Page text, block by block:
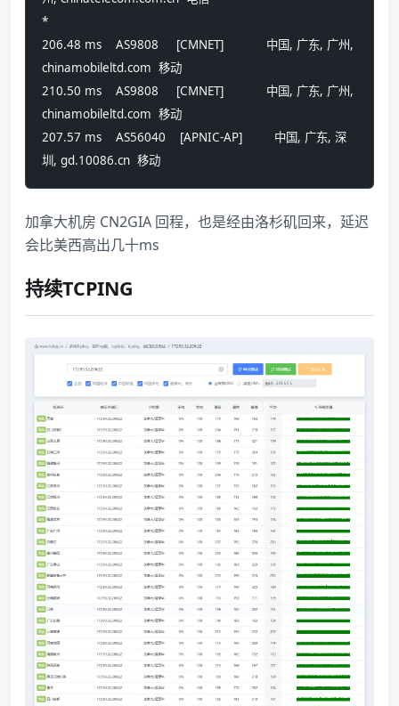
*
206.48 ms    AS9808     [CMNET]            中国, 广东, 广州,
chinamobileltd.com  移动
210.50 ms    AS9808     [CMNET]            中国, 广东, 广州,
chinamobileltd.com  移动
207.57 ms    AS56040    [APNIC-AP]         中国, 广东, 深
圳, gd.10086.cn  移动
加拿大机房 CN2GIA 回程，也是经由洛杉矶回来，延迟
会比美西高出几十ms
持续TCPING